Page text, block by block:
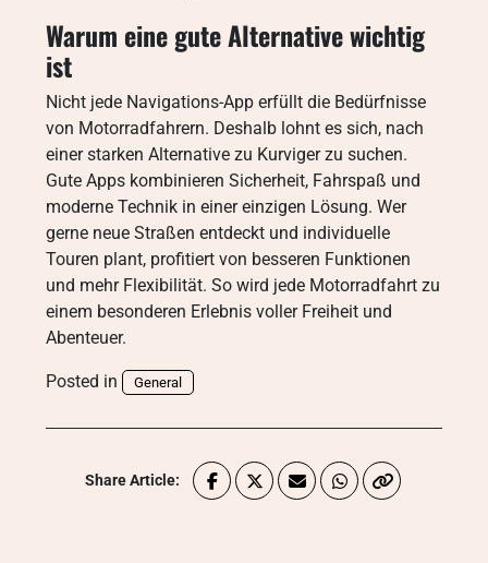
Warum eine gute Alternative wichtig
ist
Nicht jede Navigations-App erfüllt die Bedürfnisse
von Motorradfahrern. Deshalb lohnt es sich, nach
einer starken Alternative zu Kurviger zu suchen.
Gute Apps kombinieren Sicherheit, Fahrspaß und
moderne Technik in einer einzigen Lösung. Wer
gerne neue Straßen entdeckt und individuelle
Touren plant, profitiert von besseren Funktionen
und mehr Flexibilität. So wird jede Motorradfahrt zu
einem besonderen Erlebnis voller Freiheit und
Abenteuer.
Posted in General
Share Article: